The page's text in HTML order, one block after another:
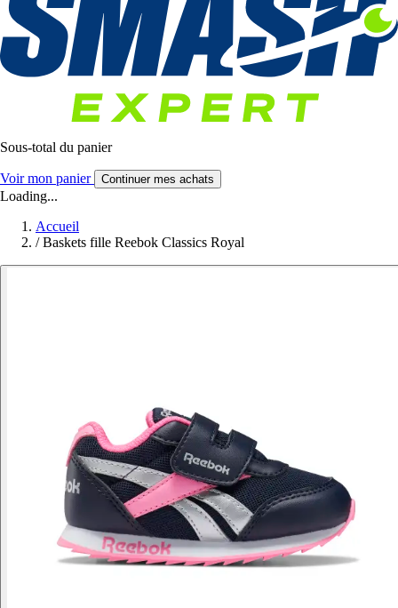
Sous-total du panier
Voir mon panier Continuer mes achats
Loading...
Accueil
/ Baskets fille Reebok Classics Royal